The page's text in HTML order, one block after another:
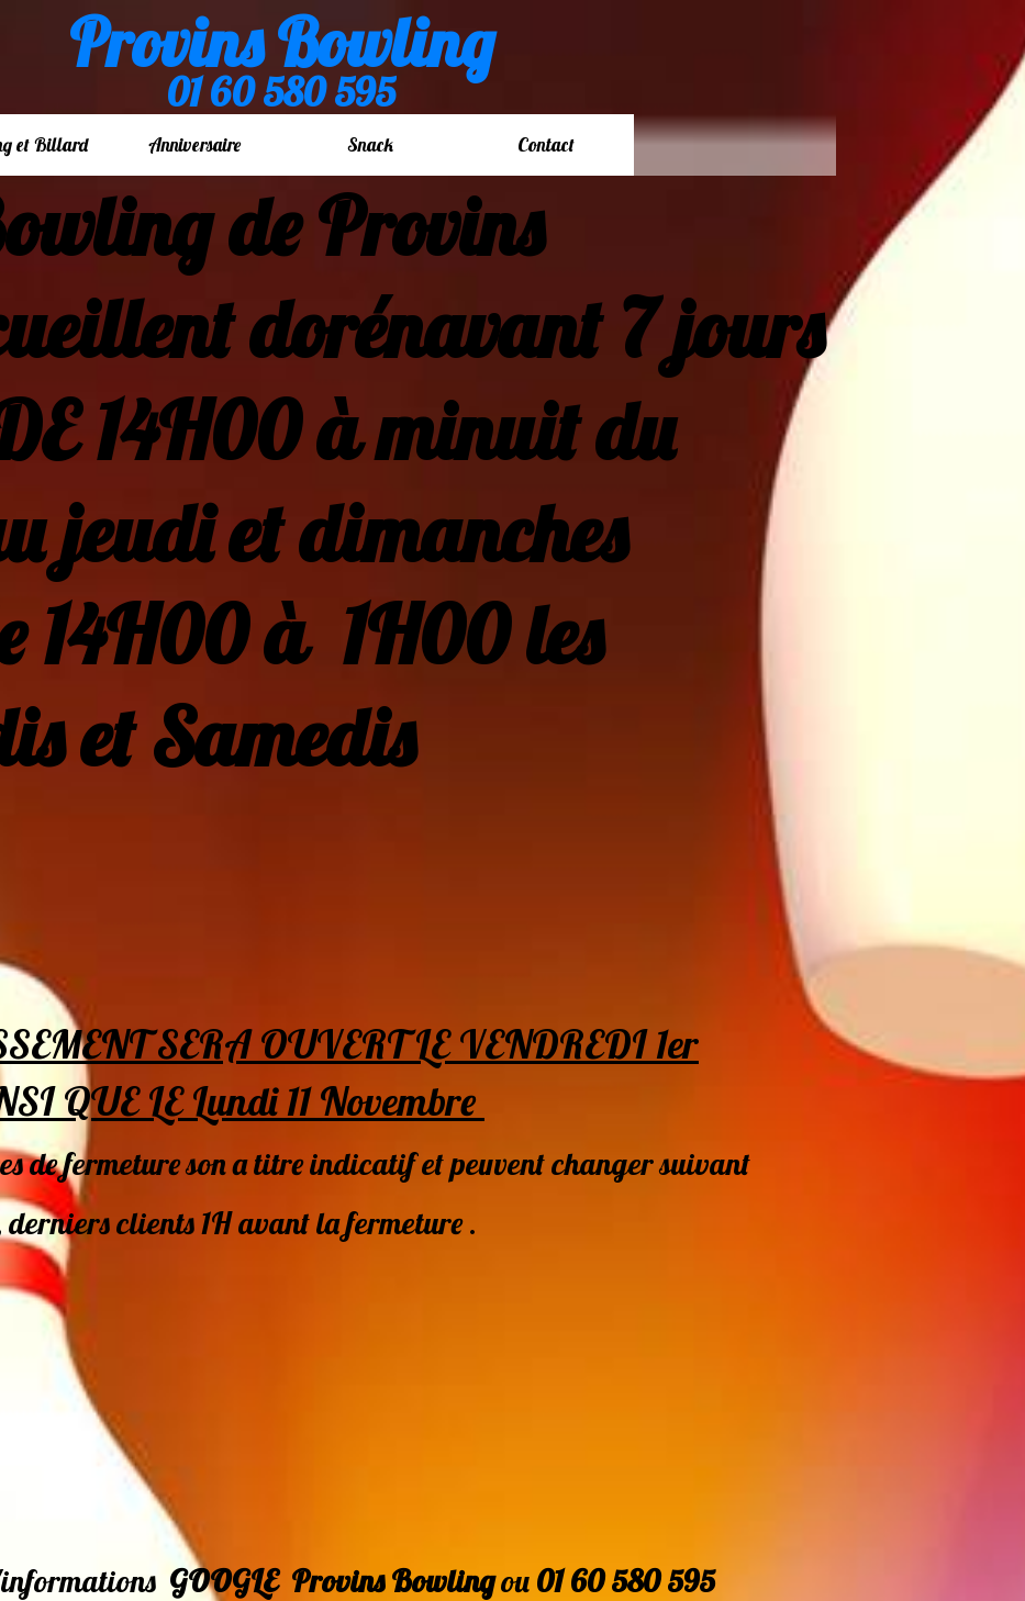
Provins Bowling
01 60 580 595
et Billard Anniversaire Snack Contact
de Provins
dorénavant 7 jours
14H00 à minuit du
jeudi et dimanches
à 1H00 les
et Samedis
SERA OUVERT LE VENDREDI 1er
QUE LE Lundi 11 Novembre
de fermeture son a titre indicatif et peuvent changer suivant
derniers clients 1H avant la fermeture .
GOOGLE Provins Bowlingou 01 60 580 595